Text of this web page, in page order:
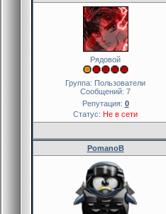
Рядовой
Группа: Пользователи
Сообщений: 7
Репутация: 0
Статус: Не в сети
PomanoB